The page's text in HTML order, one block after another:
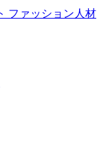
ファッション人材